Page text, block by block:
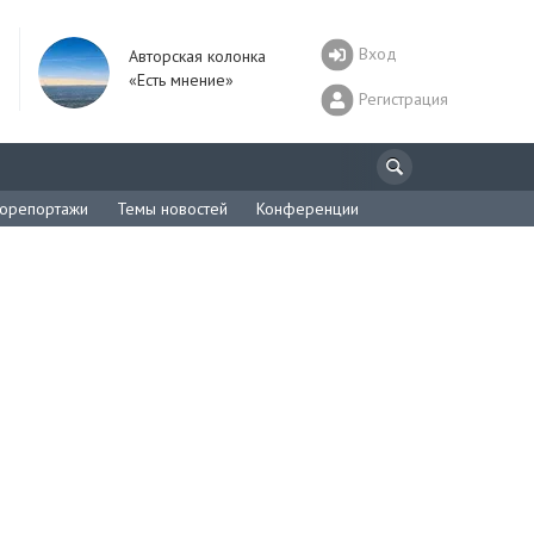
Авторская колонка
«Есть мнение»
Вход
Регистрация
Темы новостей Конференции